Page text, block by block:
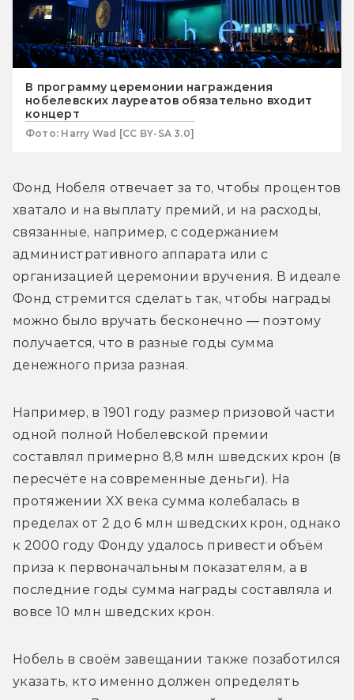
В программу церемонии награждения
нобелевских лауреатов обязательно входит
концерт
Фото: Harry Wad [CC BY-SA 3.0]
Фонд Нобеля отвечает за то, чтобы процентов
хватало и на выплату премий, и на расходы,
связанные, например, с содержанием
административного аппарата или с
организацией церемонии вручения. В идеале
Фонд стремится сделать так, чтобы награды
можно было вручать бесконечно — поэтому
получается, что в разные годы сумма
денежного приза разная.
Например, в 1901 году размер призовой части
одной полной Нобелевской премии
составлял примерно 8,8 млн шведских крон (в
пересчёте на современные деньги). На
протяжении XX века сумма колебалась в
пределах от 2 до 6 млн шведских крон, однако
к 2000 году Фонду удалось привести объём
приза к первоначальным показателям, а в
последние годы сумма награды составляла и
вовсе 10 млн шведских крон.
Нобель в своём завещании также позаботился
указать, кто именно должен определять